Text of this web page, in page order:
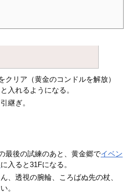
クリア（黄金のコンドルを解放）
入れるようになる。
継ぎ。
最後の試練のあと、黄金郷でイベン
に入ると31Fになる。
、透視の腕輪、ころばぬ先の杖、
。